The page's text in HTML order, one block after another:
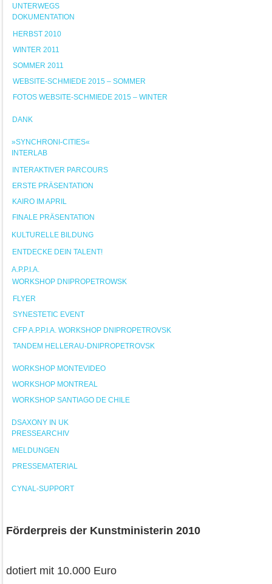
UNTERWEGS
DOKUMENTATION
HERBST 2010
WINTER 2011
SOMMER 2011
WEBSITE-SCHMIEDE 2015 – SOMMER
FOTOS WEBSITE-SCHMIEDE 2015 – WINTER
DANK
»SYNCHRONI-CITIES«
INTERLAB
INTERAKTIVER PARCOURS
ERSTE PRÄSENTATION
KAIRO IM APRIL
FINALE PRÄSENTATION
KULTURELLE BILDUNG
ENTDECKE DEIN TALENT!
A.P.P.I.A.
WORKSHOP DNIPROPETROWSK
FLYER
SYNESTETIC EVENT
CFP A.P.P.I.A. WORKSHOP DNIPROPETROVSK
TANDEM HELLERAU-DNIPROPETROVSK
WORKSHOP MONTEVIDEO
WORKSHOP MONTREAL
WORKSHOP SANTIAGO DE CHILE
DSAXONY IN UK
PRESSEARCHIV
MELDUNGEN
PRESSEMATERIAL
CYNAL-SUPPORT
Förderpreis der Kunstministerin 2010
dotiert mit 10.000 Euro